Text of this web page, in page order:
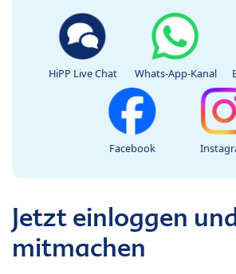
HiPP Live Chat Whats-App-Kanal
Facebook
Jetzt einloggen
mitmachen